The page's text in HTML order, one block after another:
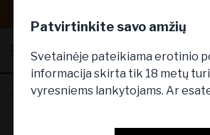
Patvirtinkite savo amžių
Svetainėje pateikiama erotinio
informacija skirta tik 18 metų
vyresniems lankytojams. Ar
PRIEŽIŪROS RINKINYS!
Analinės klizmos ir dušai